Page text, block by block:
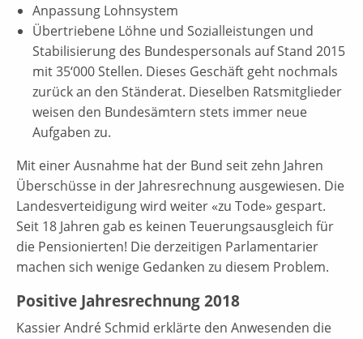
Anpassung Lohnsystem
Übertriebene Löhne und Sozialleistungen und
Stabilisierung des Bundespersonals auf Stand 2015
mit 35‘000 Stellen. Dieses Geschäft geht nochmals
zurück an den Ständerat. Dieselben Ratsmitglieder
weisen den Bundesämtern stets immer neue
Aufgaben zu.
Mit einer Ausnahme hat der Bund seit zehn Jahren
Überschüsse in der Jahresrechnung ausgewiesen. Die
Landesverteidigung wird weiter «zu Tode» gespart.
Seit 18 Jahren gab es keinen Teuerungsausgleich für
die Pensionierten! Die derzeitigen Parlamentarier
machen sich wenige Gedanken zu diesem Problem.
Positive Jahresrechnung 2018
Kassier André Schmid erklärte den Anwesenden die